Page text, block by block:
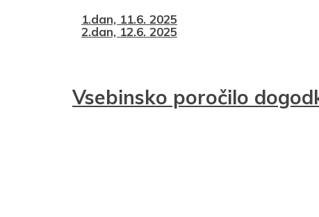
1.dan, 11.6. 2025
2.dan, 12.6. 2025
Vsebinsko poročilo